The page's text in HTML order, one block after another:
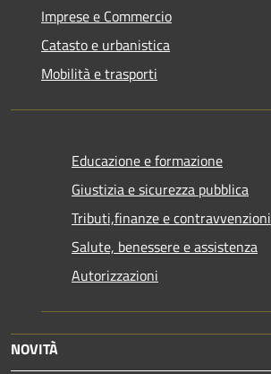
Imprese e Commercio
Catasto e urbanistica
Mobilità e trasporti
Educazione e formazione
Giustizia e sicurezza pubblica
Tributi,finanze e contravvenzioni
Salute, benessere e assistenza
Autorizzazioni
NOVITÀ